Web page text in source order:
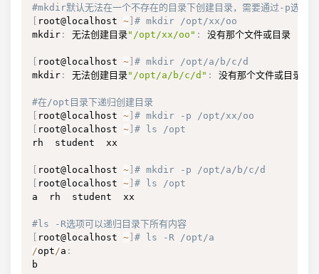
#mkdir默认无法在一个不存在的目录下创建目录，需要通过-p选项
root@localhost ~ # mkdir /opt/xx/oo
mkdir : 无法创建目录"/opt/xx/oo" : 没有那个文件或目录
root@localhost ~ # mkdir /opt/a/b/c/d
mkdir : 无法创建目录"/opt/a/b/c/d" : 没有那个文件或目录
#在/opt目录下递归创建目录
root@localhost ~ # mkdir -p /opt/xx/oo
root@localhost ~ # ls /opt
rh  student  xx
root@localhost ~ # mkdir -p /opt/a/b/c/d
root@localhost ~ # ls /opt
a  rh  student  xx
#ls -R选项可以递归目录下所有内容
root@localhost ~ # ls -R /opt/a
/opt/a :
b